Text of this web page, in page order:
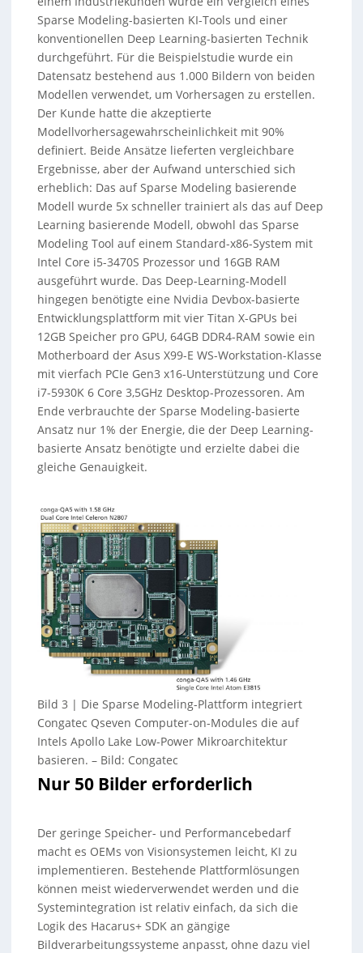
Sparse Modeling-basierten KI-Tools und einer
konventionellen Deep Learning-basierten Technik
durchgeführt. Für die Beispielstudie wurde ein
Datensatz bestehend aus 1.000 Bildern von beiden
Modellen verwendet, um Vorhersagen zu erstellen.
Der Kunde hatte die akzeptierte
Modellvorhersagewahrscheinlichkeit mit 90%
definiert. Beide Ansätze lieferten vergleichbare
Ergebnisse, aber der Aufwand unterschied sich
erheblich: Das auf Sparse Modeling basierende
Modell wurde 5x schneller trainiert als das auf Deep
Learning basierende Modell, obwohl das Sparse
Modeling Tool auf einem Standard-x86-System mit
Intel Core i5-3470S Prozessor und 16GB RAM
ausgeführt wurde. Das Deep-Learning-Modell
hingegen benötigte eine Nvidia Devbox-basierte
Entwicklungsplattform mit vier Titan X-GPUs bei
12GB Speicher pro GPU, 64GB DDR4-RAM sowie ein
Motherboard der Asus X99-E WS-Workstation-Klasse
mit vierfach PCIe Gen3 x16-Unterstützung und Core
i7-5930K 6 Core 3,5GHz Desktop-Prozessoren. Am
Ende verbrauchte der Sparse Modeling-basierte
Ansatz nur 1% der Energie, die der Deep Learning-
basierte Ansatz benötigte und erzielte dabei die
gleiche Genauigkeit.
Bild 3 | Die Sparse Modeling-Plattform integriert
Congatec Qseven Computer-on-Modules die auf
Intels Apollo Lake Low-Power Mikroarchitektur
basieren. – Bild: Congatec
Nur 50 Bilder erforderlich
Der geringe Speicher- und Performancebedarf
macht es OEMs von Visionsystemen leicht, KI zu
implementieren. Bestehende Plattformlösungen
können meist wiederverwendet werden und die
Systemintegration ist relativ einfach, da sich die
Logik des Hacarus+ SDK an gängige
Bildverarbeitungssysteme anpasst, ohne dazu viel